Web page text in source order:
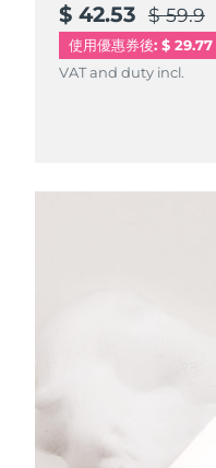
$ 42.53 $ 59.9
使用優惠券後: $ 29.77
VAT and duty incl.